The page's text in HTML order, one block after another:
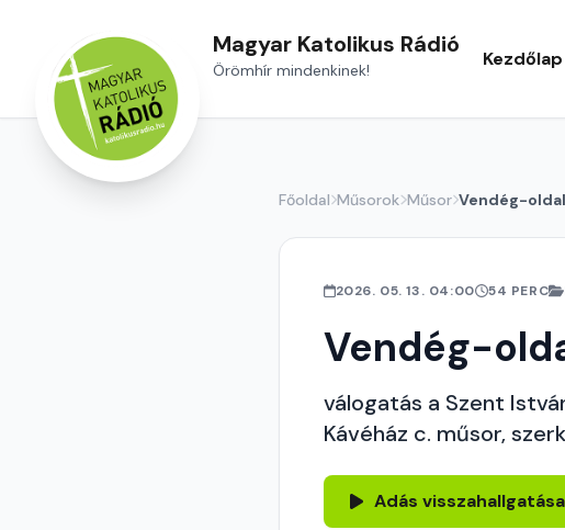
Magyar Katolikus Rádió
Örömhír mindenkinek! Kezdőlap
Főoldal Műsorok Műsor Vendég-oldal
2026. 05. 13. 04:00 54 PERC
Vendég-
válogatás a Szent
Kávéház c. műsor,
Adás visszahallgatása